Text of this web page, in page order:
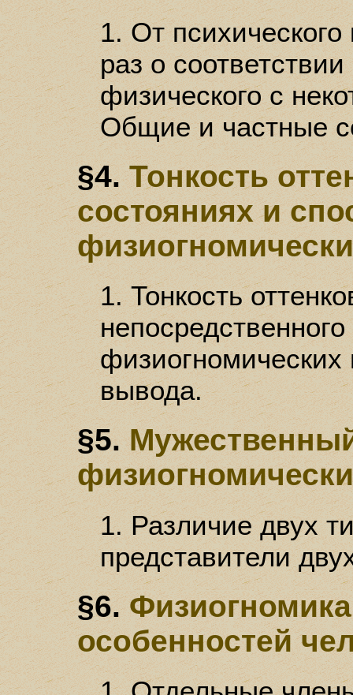
1. От
раз о
физического с
Общие и частные
§4.Тонкость
состояниях и
1. Тонкость
физиогномических
вывода.
§5.
1. Различие двух
представители
§6.
особенностей